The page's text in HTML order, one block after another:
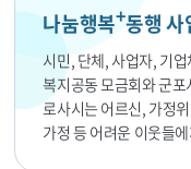
나눔행복+동행 사
시민, 단체, 사업자, 기
복지공동 모금회와 군
로사시는 어르신, 가정
가정 등 어려운 이웃들